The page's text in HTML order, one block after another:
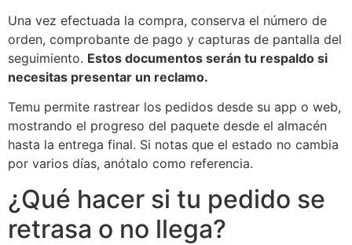
Una vez efectuada la compra, conserva el número de
orden, comprobante de pago y capturas de pantalla del
seguimiento. Estos documentos serán tu respaldo si
necesitas presentar un reclamo.
Temu permite rastrear los pedidos desde su app o web,
mostrando el progreso del paquete desde el almacén
hasta la entrega final. Si notas que el estado no cambia
por varios días, anótalo como referencia.
¿Qué hacer si tu pedido se
retrasa o no llega?